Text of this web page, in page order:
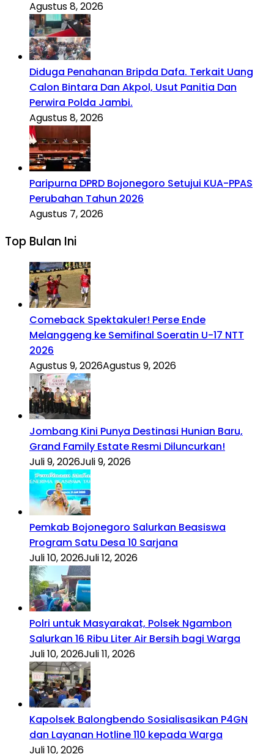
Agustus 8, 2026
Diduga Penahanan Bripda Dafa. Terkait Uang
Calon Bintara Dan Akpol, Usut Panitia Dan
Perwira Polda Jambi.
Agustus 8, 2026
Paripurna DPRD Bojonegoro Setujui KUA-PPAS
Perubahan Tahun 2026
Agustus 7, 2026
Top Bulan Ini
Comeback Spektakuler! Perse Ende
Melanggeng ke Semifinal Soeratin U-17 NTT
2026
Agustus 9, 2026Agustus 9, 2026
Jombang Kini Punya Destinasi Hunian Baru,
Grand Family Estate Resmi Diluncurkan!
Juli 9, 2026Juli 9, 2026
Pemkab Bojonegoro Salurkan Beasiswa
Program Satu Desa 10 Sarjana
Juli 10, 2026Juli 12, 2026
Polri untuk Masyarakat, Polsek Ngambon
Salurkan 16 Ribu Liter Air Bersih bagi Warga
Juli 10, 2026Juli 11, 2026
Kapolsek Balongbendo Sosialisasikan P4GN
dan Layanan Hotline 110 kepada Warga
Juli 10, 2026